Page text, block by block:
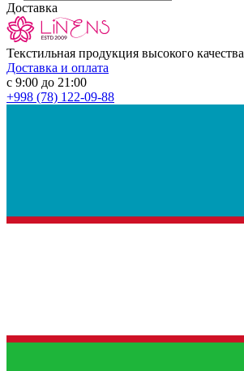
Доставка
Текстильная продукция высокого качества
Доставка и оплата
с 9:00 до 21:00
+998 (78) 122-09-88